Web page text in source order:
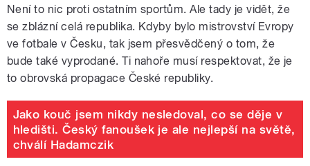
Není to nic proti ostatním sportům. Ale tady je vidět, že
se zblázní celá republika. Kdyby bylo mistrovství Evropy
ve fotbale v Česku, tak jsem přesvědčený o tom, že
bude také vyprodané. Ti nahoře musí respektovat, že je
to obrovská propagace České republiky.
Jako kouč jsem nikdy nesledoval, co se děje v
hledišti. Český fanoušek je ale nejlepší na světě,
chválí Hadamczik